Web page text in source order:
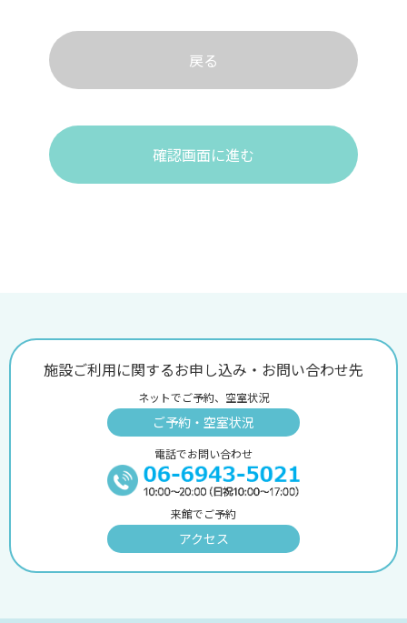
戻る
確認画面に進む
施設ご利用に関するお申し込み・お問い合わせ先
ネットでご予約、空室状況
ご予約・空室状況
電話でお問い合わせ
来館でご予約
アクセス